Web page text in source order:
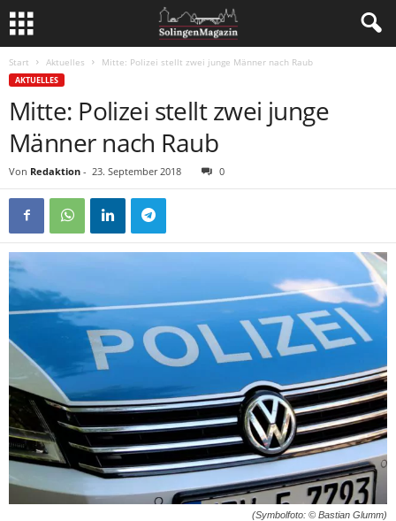
Start Aktuelles Mitte: Polizei stellt zwei junge Männer nach Raub
AKTUELLES
Mitte: Polizei stellt zwei junge
Männer nach Raub
Von Redaktion - 23. September 2018 0
(Symbolfoto: © Bastian Glumm)